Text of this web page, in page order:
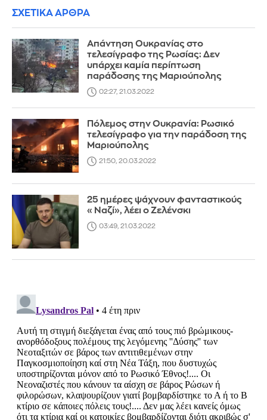
ΣΧΕΤΙΚΑ ΑΡΘΡΑ
Απάντηση Ουκρανίας στο
τελεσίγραφο της Ρωσίας: Δεν
υπάρχει καμία περίπτωση
παράδοσης της Μαριούπολης
02:27, 21.03.2022
Πόλεμος στην Ουκρανία: Ρωσικό
τελεσίγραφο για την παράδοση της
Μαριούπολης
21:50, 20.03.2022
25 ημέρες ψάχνουν φανταστικούς
«Ναζί», λέει ο Ζελένσκι
03:49, 21.03.2022